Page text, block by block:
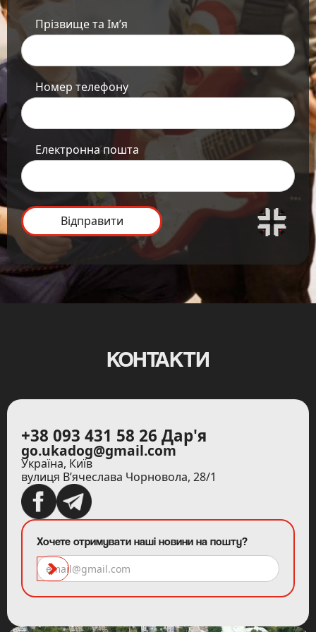
Прізвище та Ім’я
Номер телефону
Електронна пошта
КОНТАКТИ
+38 093 431 58 26 Дар'я
go.ukadog@gmail.com
Україна, Київ
вулиця В’ячеслава Чорновола, 28/1
Хочете отримувати наші новини на пошту?